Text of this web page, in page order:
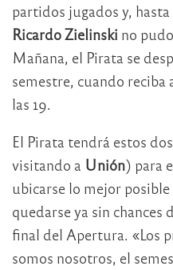
partidos jugados y,
Ricardo Zielinski no
Mañana, el Pirata se
semestre, cuando reciba
las 19.
El Pirata tendrá estos
visitando a Unión) para
ubicarse lo mejor
quedarse ya sin chances
final del Apertura. «Los
somos nosotros, el